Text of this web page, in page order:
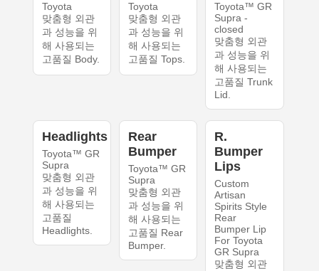
Toyota
맞춤형 외관
과 성능을 위
해 사용되는
고품질 Body.
Toyota
맞춤형 외관
과 성능을 위
해 사용되는
고품질 Tops.
Toyota™ GR
Supra -
closed
맞춤형 외관
과 성능을 위
해 사용되는
고품질 Trunk
Lid.
Headlights
Toyota™ GR
Supra
맞춤형 외관
과 성능을 위
해 사용되는
고품질
Headlights.
Rear
Bumper
Toyota™ GR
Supra
맞춤형 외관
과 성능을 위
해 사용되는
고품질 Rear
Bumper.
R.
Bumper
Lips
Custom
Artisan
Spirits Style
Rear
Bumper Lip
For Toyota
GR Supra
맞춤형 외관